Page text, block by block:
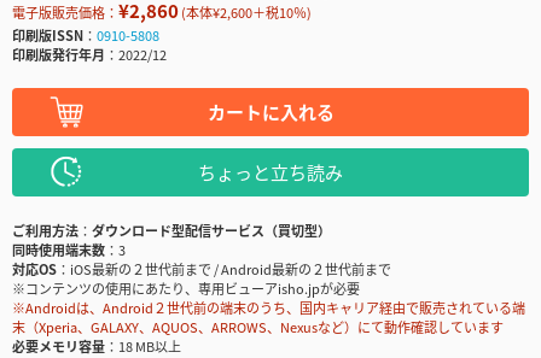
電子版販売価格： ¥2,860(本体¥2,600＋税10％)
印刷版ISSN
0910-5808
印刷版発行年月
2022/12
カートに入れる
ちょっと立ち読み
ご利用方法
ダウンロード型配信サービス（買切型）
同時使用端末数
3
対応OS
iOS最新の２世代前まで / Android最新の２世代前まで
※コンテンツの使用にあたり、専用ビューアisho.jpが必要
※Androidは、Android２世代前の端末のうち、国内キャリア経由で販売されている端
末（Xperia、GALAXY、AQUOS、ARROWS、Nexusなど）にて動作確認しています
必要メモリ容量
18 MB以上